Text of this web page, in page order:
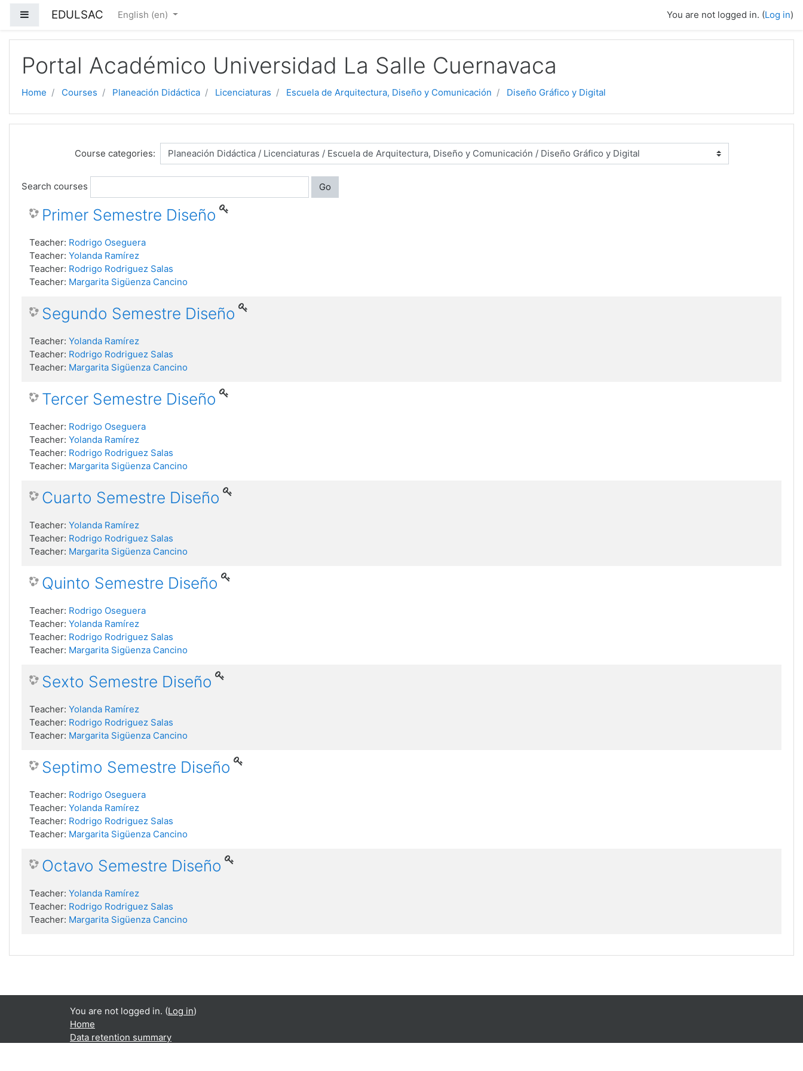
Side panel
EDULSAC English ‎(en)‎ You are not logged in. (Log in)
Portal Académico Universidad La Salle Cuernavaca
Home Courses Planeación Didáctica Licenciaturas Escuela de Arquitectura, Diseño y Comunicación Diseño Gráfico y Digital
Course categories:
Search courses Go
Primer Semestre Diseño
Teacher: Rodrigo Oseguera
Teacher: Yolanda Ramírez
Teacher: Rodrigo Rodriguez Salas
Teacher: Margarita Sigüenza Cancino
Segundo Semestre Diseño
Teacher: Yolanda Ramírez
Teacher: Rodrigo Rodriguez Salas
Teacher: Margarita Sigüenza Cancino
Tercer Semestre Diseño
Teacher: Rodrigo Oseguera
Teacher: Yolanda Ramírez
Teacher: Rodrigo Rodriguez Salas
Teacher: Margarita Sigüenza Cancino
Cuarto Semestre Diseño
Teacher: Yolanda Ramírez
Teacher: Rodrigo Rodriguez Salas
Teacher: Margarita Sigüenza Cancino
Quinto Semestre Diseño
Teacher: Rodrigo Oseguera
Teacher: Yolanda Ramírez
Teacher: Rodrigo Rodriguez Salas
Teacher: Margarita Sigüenza Cancino
Sexto Semestre Diseño
Teacher: Yolanda Ramírez
Teacher: Rodrigo Rodriguez Salas
Teacher: Margarita Sigüenza Cancino
Septimo Semestre Diseño
Teacher: Rodrigo Oseguera
Teacher: Yolanda Ramírez
Teacher: Rodrigo Rodriguez Salas
Teacher: Margarita Sigüenza Cancino
Octavo Semestre Diseño
Teacher: Yolanda Ramírez
Teacher: Rodrigo Rodriguez Salas
Teacher: Margarita Sigüenza Cancino
You are not logged in. (Log in)
Home
Data retention summary